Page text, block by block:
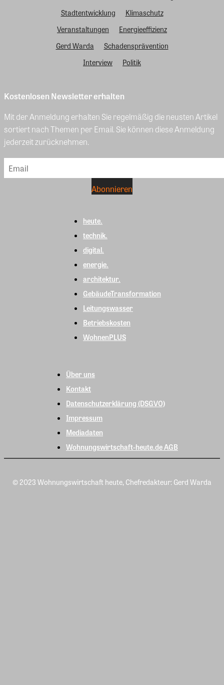
Stadtentwicklung
Klimaschutz
Veranstaltungen
Energieeffizienz
Gerd Warda
Schadensprävention
Interview
Politik
Kostenlosen Newsletter erhalten
Mit der Anmeldung erhalten Sie regelmäßig die neusten Artikel
sortiert nach Themen per Email. Sie können diese Anmeldung
jederzeit zurücknehmen.
heute.
technik.
digital.
energie.
architektur.
GebäudeTransformation
Leitungswasser
Betriebskosten
WohnenPLUS
Über uns
Kontakt
Datenschutzerklärung (DSGVO)
Impressum
Mediadaten
Wohnungswirtschaft-heute.de AGB
© 2023 Wohnungswirtschaft heute, Chefredakteur: Gerd Warda